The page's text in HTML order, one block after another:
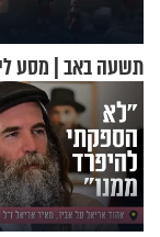
תשעה באב | מסע